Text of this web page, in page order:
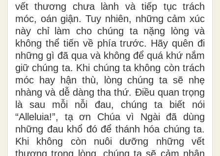
vết thương chưa lành và tiếp tục trách
móc, oán giận. Tuy nhiên, những cảm xúc
này chỉ làm cho chúng ta nặng lòng và
không thể tiến về phía trước. Hãy quên đi
những gì đã qua và không để quá khứ nắm
giữ chúng ta. Khi chúng ta không còn trách
móc hay hận thù, lòng chúng ta sẽ nhẹ
nhàng và dễ dàng tha thứ. Điều quan trọng
là sau mỗi nỗi đau, chúng ta biết nói
“Alleluia!”, tạ ơn Chúa vì Ngài đã dùng
những đau khổ đó để thánh hóa chúng ta.
Khi không còn nuôi dưỡng những vết
thương trong lòng, chúng ta sẽ cảm nhận